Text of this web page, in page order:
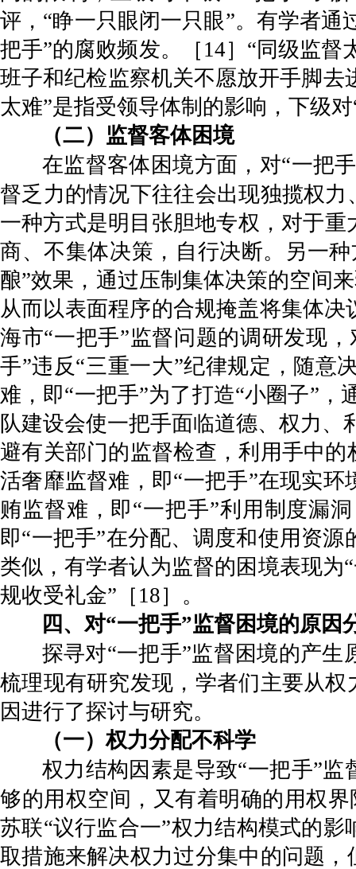
评，“睁一只眼闭一只眼”。有学者通
把手”的腐败频发。［14］“同级监
班子和纪检监察机关不愿放开手脚去
太难”是指受领导体制的影响，下级
（二）监督客体困境
在监督客体困境方面，对“一把
督乏力的情况下往往会出现独揽权
一种方式是明目张胆地专权，对于
商、不集体决策，自行决断。另一
酿”效果，通过压制集体决策的空间
从而以表面程序的合规掩盖将集体
海市“一把手”监督问题的调研发现
手”违反“三重一大”纪律规定，随意
难，即“一把手”为了打造“小圈子”
队建设会使一把手面临道德、权力、
避有关部门的监督检查，利用手中
活奢靡监督难，即“一把手”在现实
贿监督难，即“一把手”利用制度漏
即“一把手”在分配、调度和使用资
类似，有学者认为监督的困境表现为
规收受礼金”［18］。
四、对“一把手”监督困境的原因
探寻对“一把手”监督困境的产
梳理现有研究发现，学者们主要从
因进行了探讨与研究。
（一）权力分配不科学
权力结构因素是导致“一把手”
够的用权空间，又有着明确的用权
苏联“议行监合一”权力结构模式的
取措施来解决权力过分集中的问题